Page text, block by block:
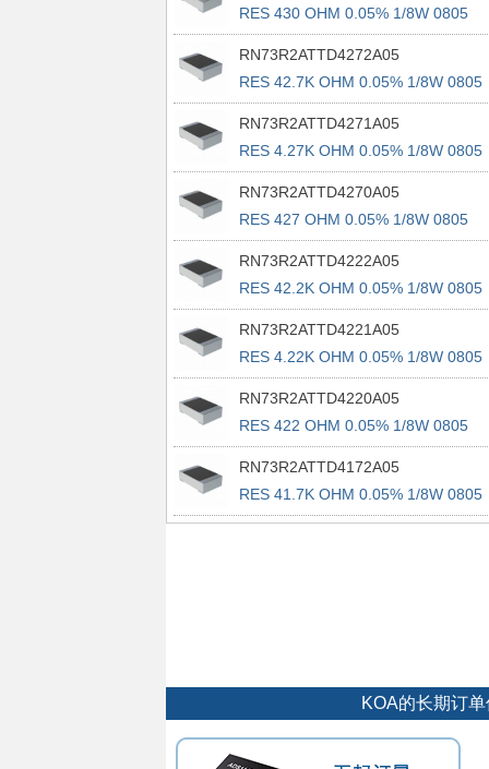
RES 430 OHM 0.05% 1/8W 0805
RN73R2ATTD4272A05
RES 42.7K OHM 0.05% 1/8W 0805
RN73R2ATTD4271A05
RES 4.27K OHM 0.05% 1/8W 0805
RN73R2ATTD4270A05
RES 427 OHM 0.05% 1/8W 0805
RN73R2ATTD4222A05
RES 42.2K OHM 0.05% 1/8W 0805
RN73R2ATTD4221A05
RES 4.22K OHM 0.05% 1/8W 0805
RN73R2ATTD4220A05
RES 422 OHM 0.05% 1/8W 0805
RN73R2ATTD4172A05
RES 41.7K OHM 0.05% 1/8W 0805
KOA的长期订